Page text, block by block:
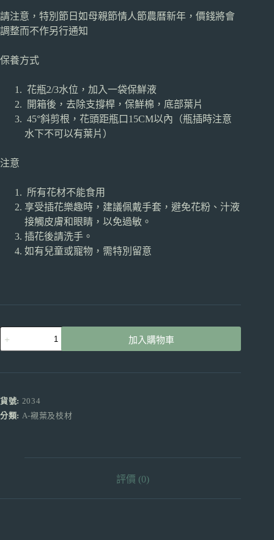
請注意，特別節日如母親節情人節農曆新年，價錢將會
調整而不作另行通知
保養方式
花瓶2/3水位，加入一袋保鮮液
開箱後，去除支撐桿，保鮮棉，底部葉片
45°斜剪根，花頭距瓶口15CM以內（瓶插時注意
水下不可以有葉片）
注意
所有花材不能食用
享受插花樂趣時，建議佩戴手套，避免花粉、汁液
接觸皮膚和眼睛，以免過敏。
插花後請洗手。
如有兒童或寵物，需特別留意
藍
產
地
加入購物車
貨號: 2034
分類: A-襯葉及枝材
評價 (0)